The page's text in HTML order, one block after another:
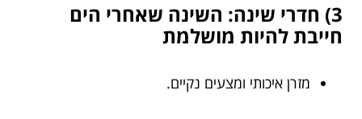
3) חדרי שינה: השינה שאחרי הים
חייבת להיות מושלמת
מזרן איכותי ומצעים נקיים.